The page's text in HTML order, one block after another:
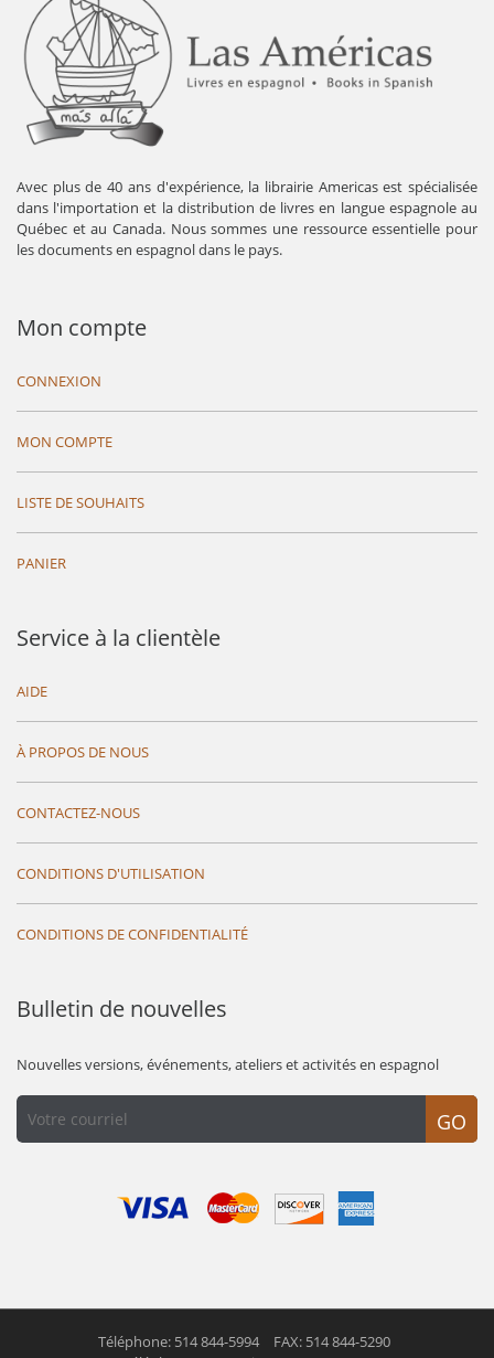
Avec plus de 40 ans d'expérience, la librairie Americas est spécialisée
dans l'importation et la distribution de livres en langue espagnole au
Québec et au Canada. Nous sommes une ressource essentielle pour
les documents en espagnol dans le pays.
Mon compte
CONNEXION
MON COMPTE
LISTE DE SOUHAITS
PANIER
Service à la clientèle
AIDE
À PROPOS DE NOUS
CONTACTEZ-NOUS
CONDITIONS D'UTILISATION
CONDITIONS DE CONFIDENTIALITÉ
Bulletin de nouvelles
Nouvelles versions, événements, ateliers et activités en espagnol
GO
Téléphone: 514 844-5994
FAX: 514 844-5290